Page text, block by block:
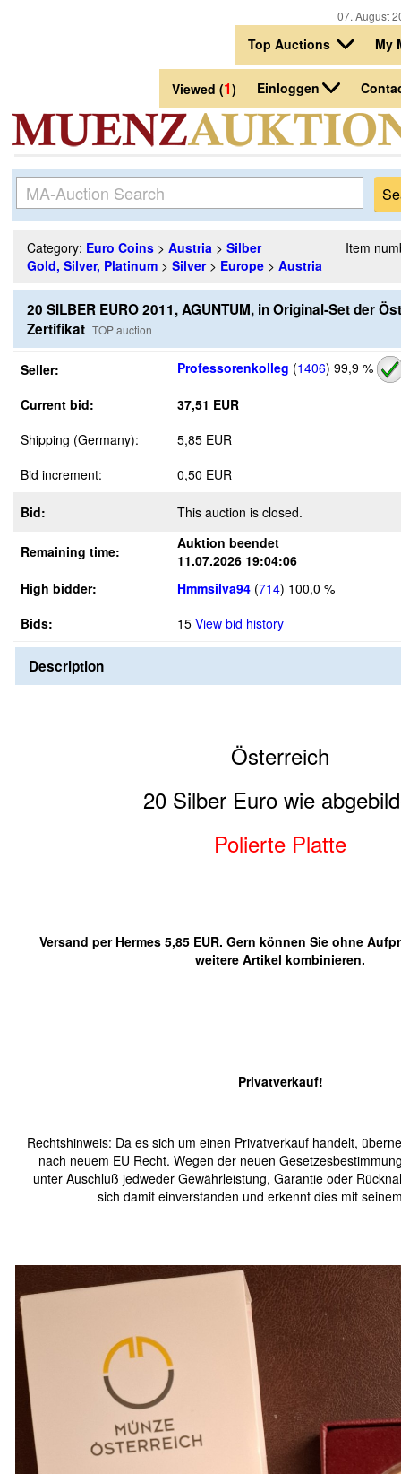
07. August
Top Auctions My
Viewed (1) Einloggen
Category: Euro Coins > Austria > Silber
Gold, Silver, Platinum > Silver> Europe > Austria
Item
20 SILBER EURO 2011, AGUNTUM, in Original-Set der
Zertifikat TOP auction
Seller: Professorenkolleg (1406) 99,9 %
Current bid:
37,51 EUR
Shipping (Germany):
5,85 EUR
Bid increment:
0,50 EUR
Bid: This auction is closed.
Remaining time:
Auktion beendet
11.07.2026 19:04:06
High bidder:
Hmmsilva94 (714) 100,0 %
Bids:
15 View bid history
Description
Österreich
20 Silber Euro wie
Polierte Platte
Versand per Hermes 5,85 EUR. Gern können Sie ohne
weitere Artikel kombinieren.
Privatverkauf!
Rechtshinweis: Da es sich um einen Privatverkauf handelt,
nach neuem EU Recht. Wegen der neuen
unter Auschluß jedweder Gewährleistung, Garantie oder
sich damit einverstanden und erkennt dies mit